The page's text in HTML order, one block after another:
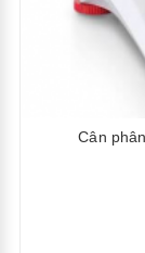
Cân